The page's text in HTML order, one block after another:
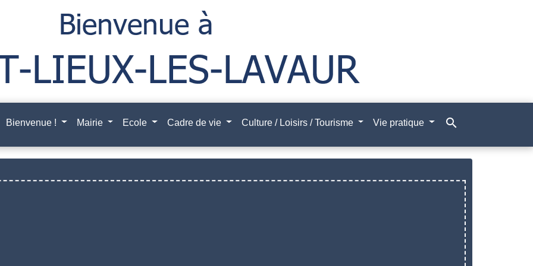
Bienvenue ! Mairie Ecole Cadre de vie Culture / Loisirs / Tourisme Vie pratique search